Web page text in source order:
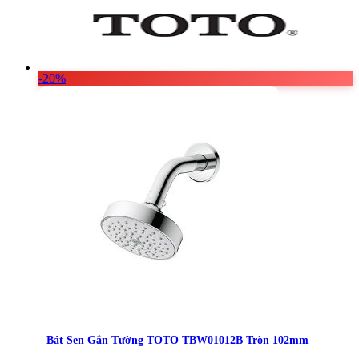
Thiết Bị Nước STIEBEL ELTRON
Thiết Bị Nước TÂN Á ĐẠI THÀNH
-20%
Bát Sen Gắn Tường TOTO TBW01012B Tròn 102mm